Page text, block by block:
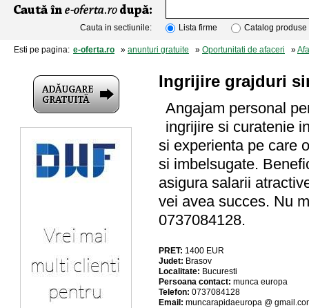
Cauta in sectiunile: Lista firme Catalog produse
Esti pe pagina: e-oferta.ro » anunturi gratuite » Oportunitati de afaceri »
Ingrijire grajduri
Angajam personal
ingrijire si curatenie
si experienta pe care
si imbelsugate.
asigura salarii
vei avea succes. Nu
0737084128.
PRET: 1400 EUR
Judet: Brasov
Localitate: Bucuresti
Persoana contact: munca europa
Telefon: 0737084128
Email: muncarapidaeuropa @